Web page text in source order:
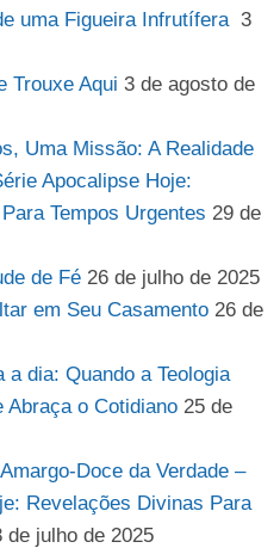
uma Figueira Infrutífera 3
Trouxe Aqui 3 de agosto de
Uma Missão: A Realidade
Apocalipse Hoje:
Tempos Urgentes 29 de
de Fé 26 de julho de 2025
em Seu Casamento 26 de
a dia: Quando a Teologia
Abraça o Cotidiano 25 de
Doce da Verdade –
Revelações Divinas Para
de julho de 2025